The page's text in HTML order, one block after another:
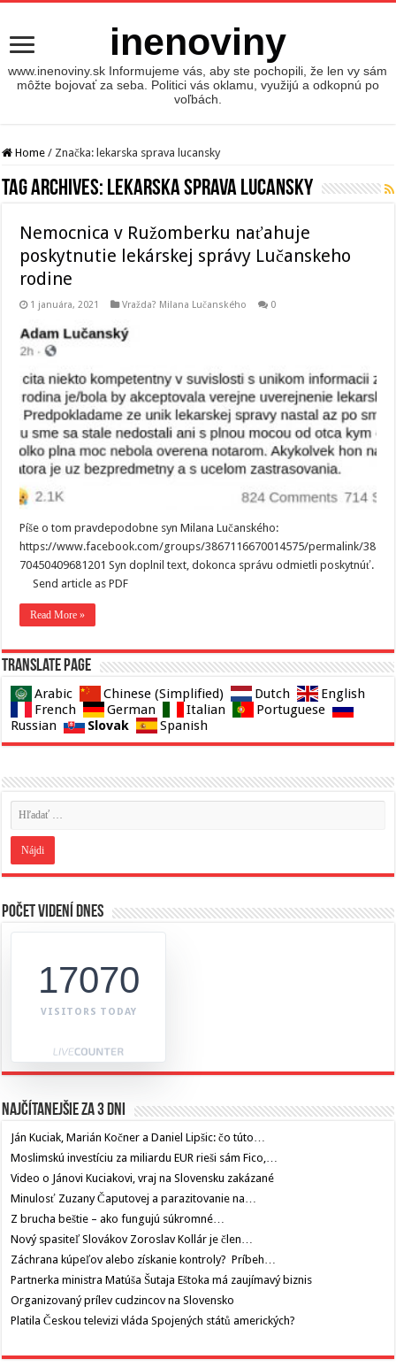
inenoviny
www.inenoviny.sk Informujeme vás, aby ste pochopili, že len vy sám
môžte bojovať za seba. Politici vás oklamu, využijú a odkopnú po
voľbách.
Home / Značka: lekarska sprava lucansky
Tag Archives: lekarska sprava lucansky
Nemocnica v Ružomberku naťahuje
poskytnutie lekárskej správy Lučanskeho
rodine
1 januára, 2021 Vražda? Milana Lučanského 0
Píše o tom pravdepodobne syn Milana Lučanského:
https://www.facebook.com/groups/3867116670014575/permalink/38
70450409681201 Syn doplnil text, dokonca správu odmietli poskytnúť.
Send article as PDF
Read More »
Translate page
Arabic Chinese (Simplified) Dutch
English
French
German Italian
Portuguese
Russian
Slovak Spanish
Počet videní dnes
17070
VISITORS TODAY
Najčítanejšie za 3 dni
Ján Kuciak, Marián Kočner a Daniel Lipšic: čo túto…
Moslimskú investíciu za miliardu EUR rieši sám Fico,…
Video o Jánovi Kuciakovi, vraj na Slovensku zakázané
Minulosť Zuzany Čaputovej a parazitovanie na…
Z brucha beštie – ako fungujú súkromné…
Nový spasiteľ Slovákov Zoroslav Kollár je člen…
Záchrana kúpeľov alebo získanie kontroly? Príbeh…
Partnerka ministra Matúša Šutaja Eštoka má zaujímavý biznis
Organizovaný prílev cudzincov na Slovensko
Platila Českou televizi vláda Spojených států amerických?